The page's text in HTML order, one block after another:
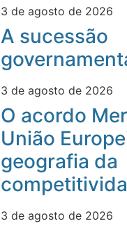
3 de agosto de 2026
A sucessão
3 de agosto de 2026
O acordo
União
geografia da
3 de agosto de 2026